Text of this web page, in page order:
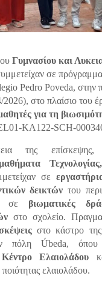
Γυμνασίου και
σε πρόγραμμα
Pedro Poveda, στην
στο πλαίσιο του
για τη
KA122-SCH-
της επίσκεψης,
σε
δεικτών του
σε βιωματικές
στο σχολείο.
στο κάστρο
πόλη Úbeda, όπου
Κέντρο Ελαιολάδου
ελαιολάδου.